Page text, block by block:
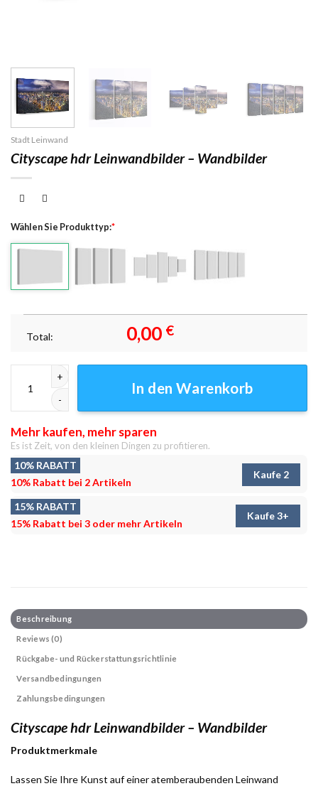
Stadt Leinwand
Cityscape hdr Leinwandbilder – Wandbilder
Wählen Sie Produkttyp:*
Total: 0,00 €
In den Warenkorb
Mehr kaufen, mehr sparen
Es ist Zeit, von den kleinen Dingen zu profitieren.
10% RABATT
10% Rabatt bei 2 Artikeln
Kaufe 2
15% RABATT
15% Rabatt bei 3 oder mehr Artikeln
Kaufe 3+
Beschreibung
Reviews (0)
Rückgabe- und Rückerstattungsrichtlinie
Versandbedingungen
Zahlungsbedingungen
Cityscape hdr Leinwandbilder – Wandbilder
Produktmerkmale
Lassen Sie Ihre Kunst auf einer atemberaubenden Leinwand